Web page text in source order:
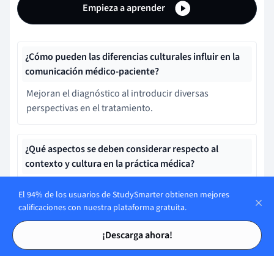
Tarjetas de estudio
Tarjetas de estudio
Empieza a aprender
¿Cómo pueden las diferencias culturales influir en la
comunicación médico-paciente?
Mejoran el diagnóstico al introducir diversas
perspectivas en el tratamiento.
¿Qué aspectos se deben considerar respecto al
contexto y cultura en la práctica médica?
¿Qué elementos incluye el contexto cultural?
Medios de comunicación masiva.
El 94% de los usuarios de StudySmarter obtienen mejores
calificaciones con nuestra plataforma gratuita.
¡Descarga ahora!